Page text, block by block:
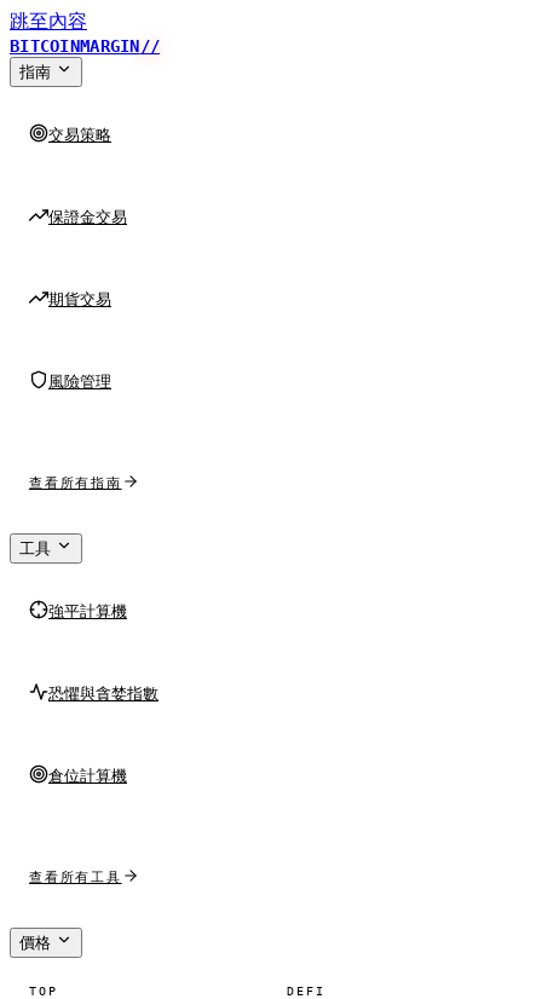
跳至內容
BITCOINMARGIN//
指南
交易策略
保證金交易
期貨交易
風險管理
查看所有指南
工具
強平計算機
恐懼與貪婪指數
倉位計算機
查看所有工具
價格
TOP DEFI